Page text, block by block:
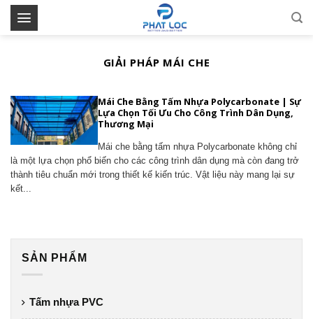
Skip
GIẢI PHÁP MÁI CHE
SẢN PHẨM
Tấm nhựa PVC
Mái Che Bằng Tấm Nhựa Polycarbonate | Sự
Lựa Chọn Tối Ưu Cho Công Trình Dân Dụng,
Thương Mại
Mái che bằng tấm nhựa Polycarbonate không chỉ
là một lựa chọn phổ biến cho các công trình dân dụng mà còn đang trở
thành tiêu chuẩn mới trong thiết kế kiến trúc. Vật liệu này mang lại sự
kết...